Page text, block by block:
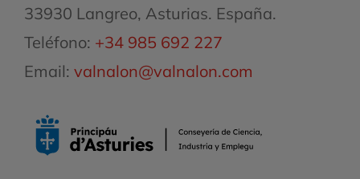
33930 Langreo, Asturias. España.
Teléfono: +34 985 692 227
Email: valnalon@valnalon.com